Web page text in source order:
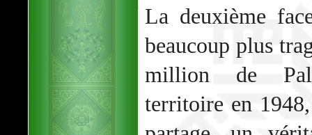
La deuxième
beaucoup plus
million de
territoire en